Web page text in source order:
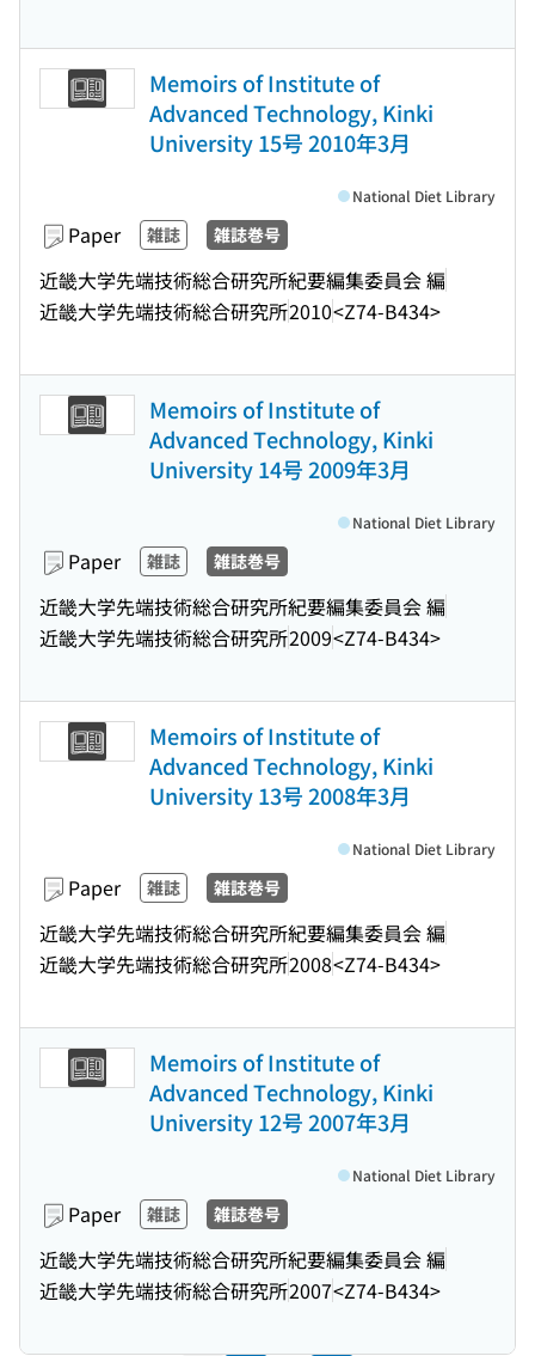
Memoirs of Institute of
Advanced Technology, Kinki
University 15号 2010年3月
Paper 雑誌 雑誌巻号
近畿大学先端技術総合研究所紀要編集委員会 編
近畿大学先端技術総合研究所2010<Z74-B434>
National Diet Library
Memoirs of Institute of
Advanced Technology, Kinki
University 14号 2009年3月
Paper 雑誌 雑誌巻号
近畿大学先端技術総合研究所紀要編集委員会 編
近畿大学先端技術総合研究所2009<Z74-B434>
National Diet Library
Memoirs of Institute of
Advanced Technology, Kinki
University 13号 2008年3月
Paper 雑誌 雑誌巻号
近畿大学先端技術総合研究所紀要編集委員会 編
近畿大学先端技術総合研究所2008<Z74-B434>
National Diet Library
Memoirs of Institute of
Advanced Technology, Kinki
University 12号 2007年3月
Paper 雑誌 雑誌巻号
近畿大学先端技術総合研究所紀要編集委員会 編
近畿大学先端技術総合研究所2007<Z74-B434>
National Diet Library